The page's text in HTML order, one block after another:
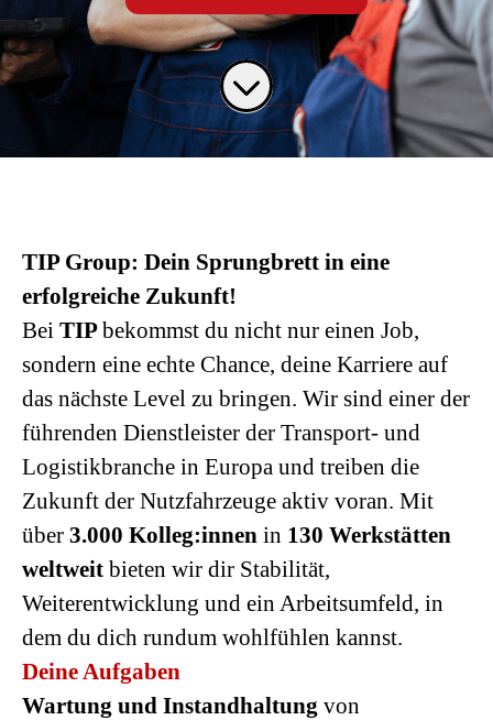
TIP Group: Dein Sprungbrett in eine
erfolgreiche Zukunft!
Bei TIPbekommst du nicht nur einen Job,
sondern eine echte Chance, deine Karriere auf
das nächste Level zu bringen. Wir sind einer der
führenden Dienstleister der Transport- und
Logistikbranche in Europa und treiben die
Zukunft der Nutzfahrzeuge aktiv voran. Mit
über 3.000 Kolleg:innen in 130 Werkstätten
weltweit bieten wir dir Stabilität,
Weiterentwicklung und ein Arbeitsumfeld, in
dem du dich rundum wohlfühlen kannst.
Deine Aufgaben
Wartung und Instandhaltung von